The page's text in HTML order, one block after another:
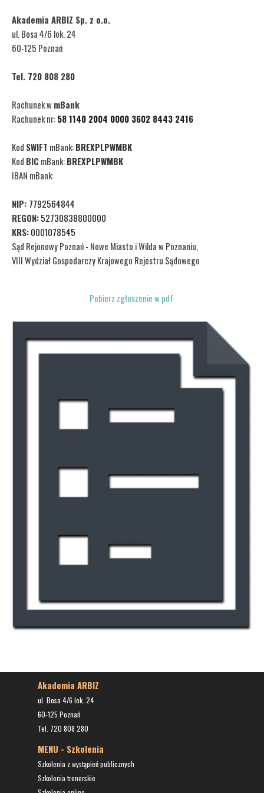
- terminu szkolenia, bądź przysługuje możliwość przeniesienia
na inny termin.
podanymi na stronie www.arbiz.pl i jest zobowiązaniem do
9. Wszelkie spory, jeśli wystąpią, będą rozpatrywane przez Sąd
Oświadczam, że przesyłając formularz online, skan zgłoszenia
- Akceptuje program szkolenia, stanowiący integralna część
niniejszego formularza dostępny na stronie www.arbiz.pl.
- Wyrażam zgodę na wystawienie faktury za udział w szkoleniu
ww. osoby bez mojego/naszego podpisu w wersji
elektronicznej.
przez Akademię ARBIZ z siedzibą w Poznaniu, zgodnie z
Polityką prywatności dla potrzeb marketingowo-
informacyjnych, zgodnie z przepisami ustawy z dnia
29.08.1997r. o ochronie danych osobowych (Dz. U. Nr 133 poz.
883). Jest ono równoznaczne z akceptacją prawa do wglądu i
23 ust. 1 pkt 1 i ust 2 oraz art. 24 ustawy z dnia 29.08.1997 o
ochronie danych osobowych Dz. U. Nr 133 poz. 883). A także
wyrażeniem zgody na wysyłanie korespondencji mailowej,
zgodnie z Ustawą o świadczeniu usług drogą elektroniczną z
dnia 18 lipca 2002 roku - Dz. U Nr 144, poz.1204.
Akademia ARBIZ Sp. z o.o.
ul. Bosa 4/6 lok. 24
60-125 Poznań
Tel. 720 808 280
Rachunek w mBank
Rachunek nr:58 1140 2004 0000 3602 8443 2416
Kod SWIFT mBank:BREXPLPWMBK
Kod BIC mBank:BREXPLPWMBK
IBAN mBank:
NIP: 7792564844
REGON:52730838800000
KRS:0001078545
Sąd Rejonowy Poznań - Nowe Miasto i Wilda w Poznaniu,
VIII Wydział Gospodarczy Krajowego Rejestru Sądowego
Pobierz zgłoszenie w pdf
MENU - Szkolenia
Szkolenia z wystąpień publicznych
Szkolenia trenerskie
Akademia ARBIZ
ul. Bosa 4/6 lok. 24
60-125 Poznań
Tel. 720 808 280